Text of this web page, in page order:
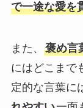
で一途な愛を
また、 褒め言
にはどこまで
定的な言葉に